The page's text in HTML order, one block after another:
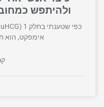
ולהיתפש
אימפקט, הוא